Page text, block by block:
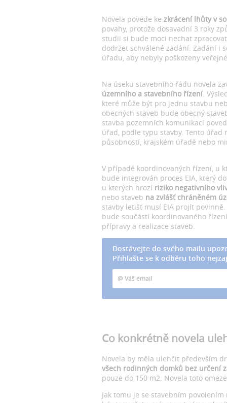
Novela povede ke zkrácení lhůty v
povahy, protože dosavadní 3 roky
studii si bude moci nechat
dodržet schválené zadání. Zadání i
úřadu, aby nebyly poškozeny
Na úseku stavebního řádu novela
územního a stavebního řízení.
které může být pro jednu stavbu
obecných staveb bude obecný
stavba pozemních komunikací
úřad, podle typu stavby. Tento
působností, krajském úřadě nebo
V případě koordinovaných řízení, u
bude integrován proces EIA, který
u kterých hrozí riziko negativního
nebo staveb na zvlášť chráněném
stavby letišť musí EIA projít
bude součástí koordinovaného
přípravy a realizace staveb.
Dostávejte do svého mailu
Přihlašte se k odběru toho
Co konkrétně novela
Novela by měla ulehčit především
všech rodinných domků bez určení
pouze do 150 m2. Novela toto
Jak tomu je se stavebním